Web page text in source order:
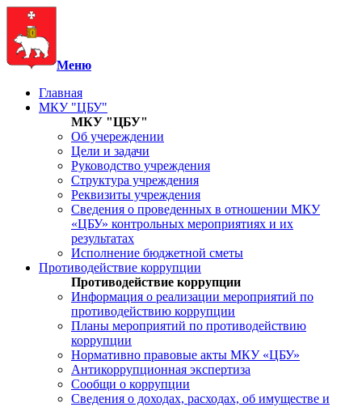
Меню
Главная
МКУ "ЦБУ"
МКУ "ЦБУ"
Об учереждении
Цели и задачи
Руководство учреждения
Структура учреждения
Реквизиты учреждения
Сведения о проведенных в отношении МКУ
«ЦБУ» контрольных мероприятиях и их
результатах
Исполнение бюджетной сметы
Противодействие коррупции
Противодействие коррупции
Информация о реализации мероприятий по
противодействию коррупции
Планы мероприятий по противодействию
коррупции
Нормативно правовые акты МКУ «ЦБУ»
Антикоррупционная экспертиза
Сообщи о коррупции
Сведения о доходах, расходах, об имуществе и